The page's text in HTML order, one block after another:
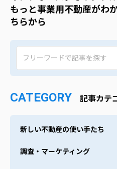
もっと事業用不動産がわ
ちらから
CATEGORY 記事カテ
新しい不動産の使い手たち
調査・マーケティング